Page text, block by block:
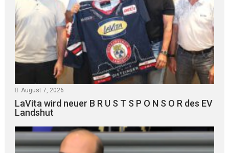
August 7, 2026
LaVita wird neuer B R U S T S P O N S O R des EV
Landshut